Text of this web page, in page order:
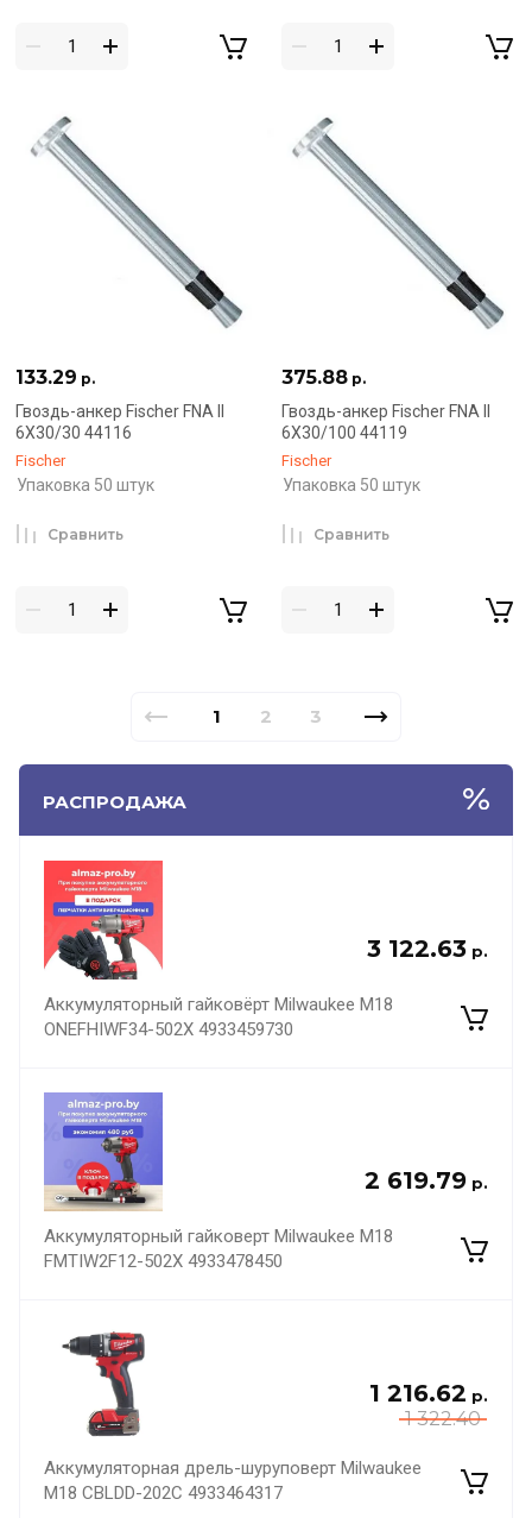
РАСПРОДАЖА
3 122.63 р.
Аккумуляторный гайковёрт Milwaukee M18
ONEFHIWF34-502X 4933459730
2 619.79 р.
Аккумуляторный гайковерт Milwaukee M18
FMTIW2F12-502X 4933478450
1 322.40
1 216.62 р.
Аккумуляторная дрель-шуруповерт Milwaukee
M18 CBLDD-202C 4933464317
133.29 р.
Гвоздь-анкер Fischer FNA II
6X30/30 44116
Fischer
Упаковка 50 штук
Сравнить
375.88 р.
Гвоздь-анкер Fischer FNA II
6X30/100 44119
Fischer
Упаковка 50 штук
Сравнить
1 2 3